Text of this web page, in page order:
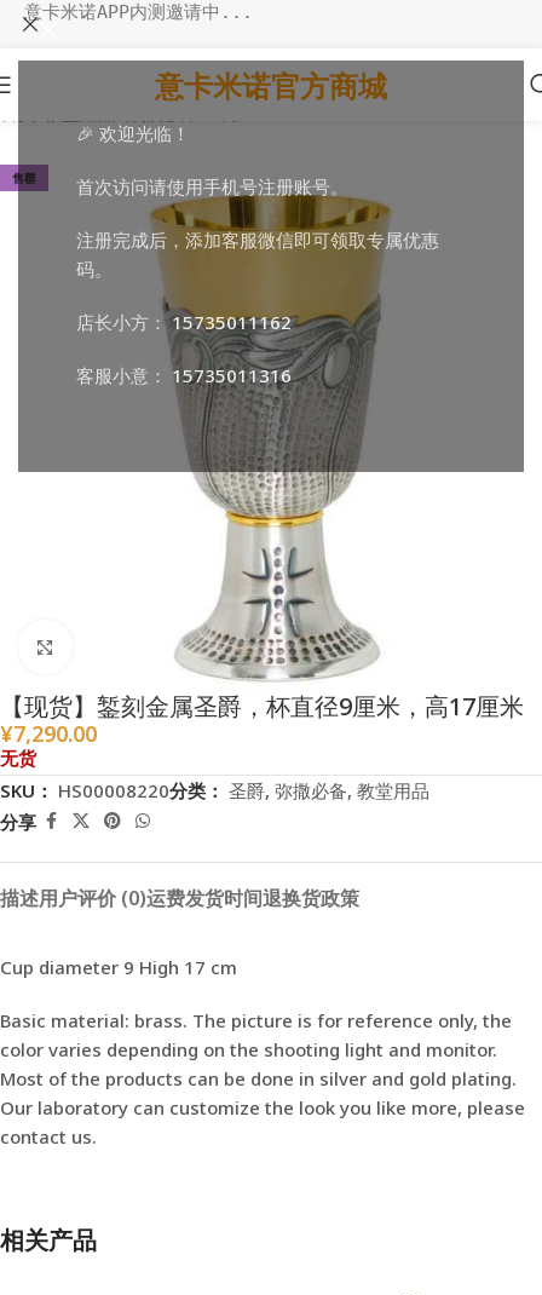
🎉 欢迎光临！
首次访问请使用手机号注册账号。
注册完成后，添加客服微信即可领取专属优惠
码。
店长小方： 15735011162
客服小意： 15735011316
意卡米诺APP内测邀请中...
意卡米诺官方商城
售罄
【现货】錾刻金属圣爵，杯直径9厘米，高17厘米
¥7,290.00
无货
SKU： HS00008220分类： 圣爵, 弥撒必备, 教堂用品
分享
描述用户评价 (0)运费发货时间退换货政策
Cup diameter 9 High 17 cm
Basic material: brass. The picture is for reference only, the
color varies depending on the shooting light and monitor.
Most of the products can be done in silver and gold plating.
Our laboratory can customize the look you like more, please
contact us.
相关产品